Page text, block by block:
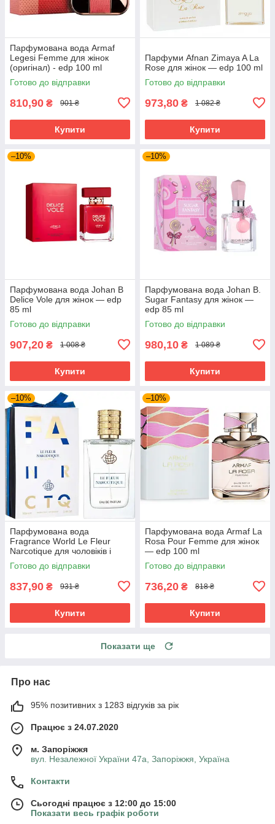
Парфумована вода Armaf
Legesi Femme для жінок
(оригінал) - edp 100 ml
Готово до відправки
810,90 ₴ 901 ₴
Купити
Парфуми Afnan Zimaya A La
Rose для жінок — edp 100 ml
Готово до відправки
973,80 ₴ 1 082 ₴
Купити
–10%
Парфумована вода Johan B
Delice Vole для жінок — edp
85 ml
Готово до відправки
907,20 ₴ 1 008 ₴
Купити
–10%
Парфумована вода Johan B.
Sugar Fantasy для жінок —
edp 85 ml
Готово до відправки
980,10 ₴ 1 089 ₴
Купити
–10%
Парфумована вода
Fragrance World Le Fleur
Narcotique для чоловіків і
жінок edp 100 ml
Готово до відправки
837,90 ₴ 931 ₴
Купити
–10%
Парфумована вода Armaf La
Rosa Pour Femme для жінок
— edp 100 ml
Готово до відправки
736,20 ₴ 818 ₴
Купити
Показати ще
Про нас
95% позитивних з 1283 відгуків за рік
Працює з 24.07.2020
м. Запоріжжя
вул. Незалежної України 47а, Запоріжжя, Україна
Контакти
Сьогодні працює з 12:00 до 15:00
Показати весь графік роботи